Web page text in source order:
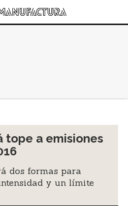
tope a emisiones
dos formas para
y un límite